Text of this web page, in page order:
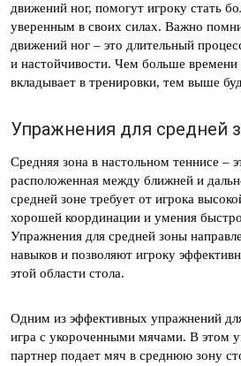
движений ног, помогут игроку стать
уверенным в своих силах. Важно
движений ног – это длительный
и настойчивости. Чем больше времени
вкладывает в тренировки, тем выше
Упражнения для средней
Средняя зона в настольном теннисе –
расположенная между ближней и
средней зоне требует от игрока
хорошей координации и умения
Упражнения для средней зоны
навыков и позволяют игроку
этой области стола.
Одним из эффективных упражнений
игра с укороченными мячами. В этом
партнер подает мяч в среднюю зону